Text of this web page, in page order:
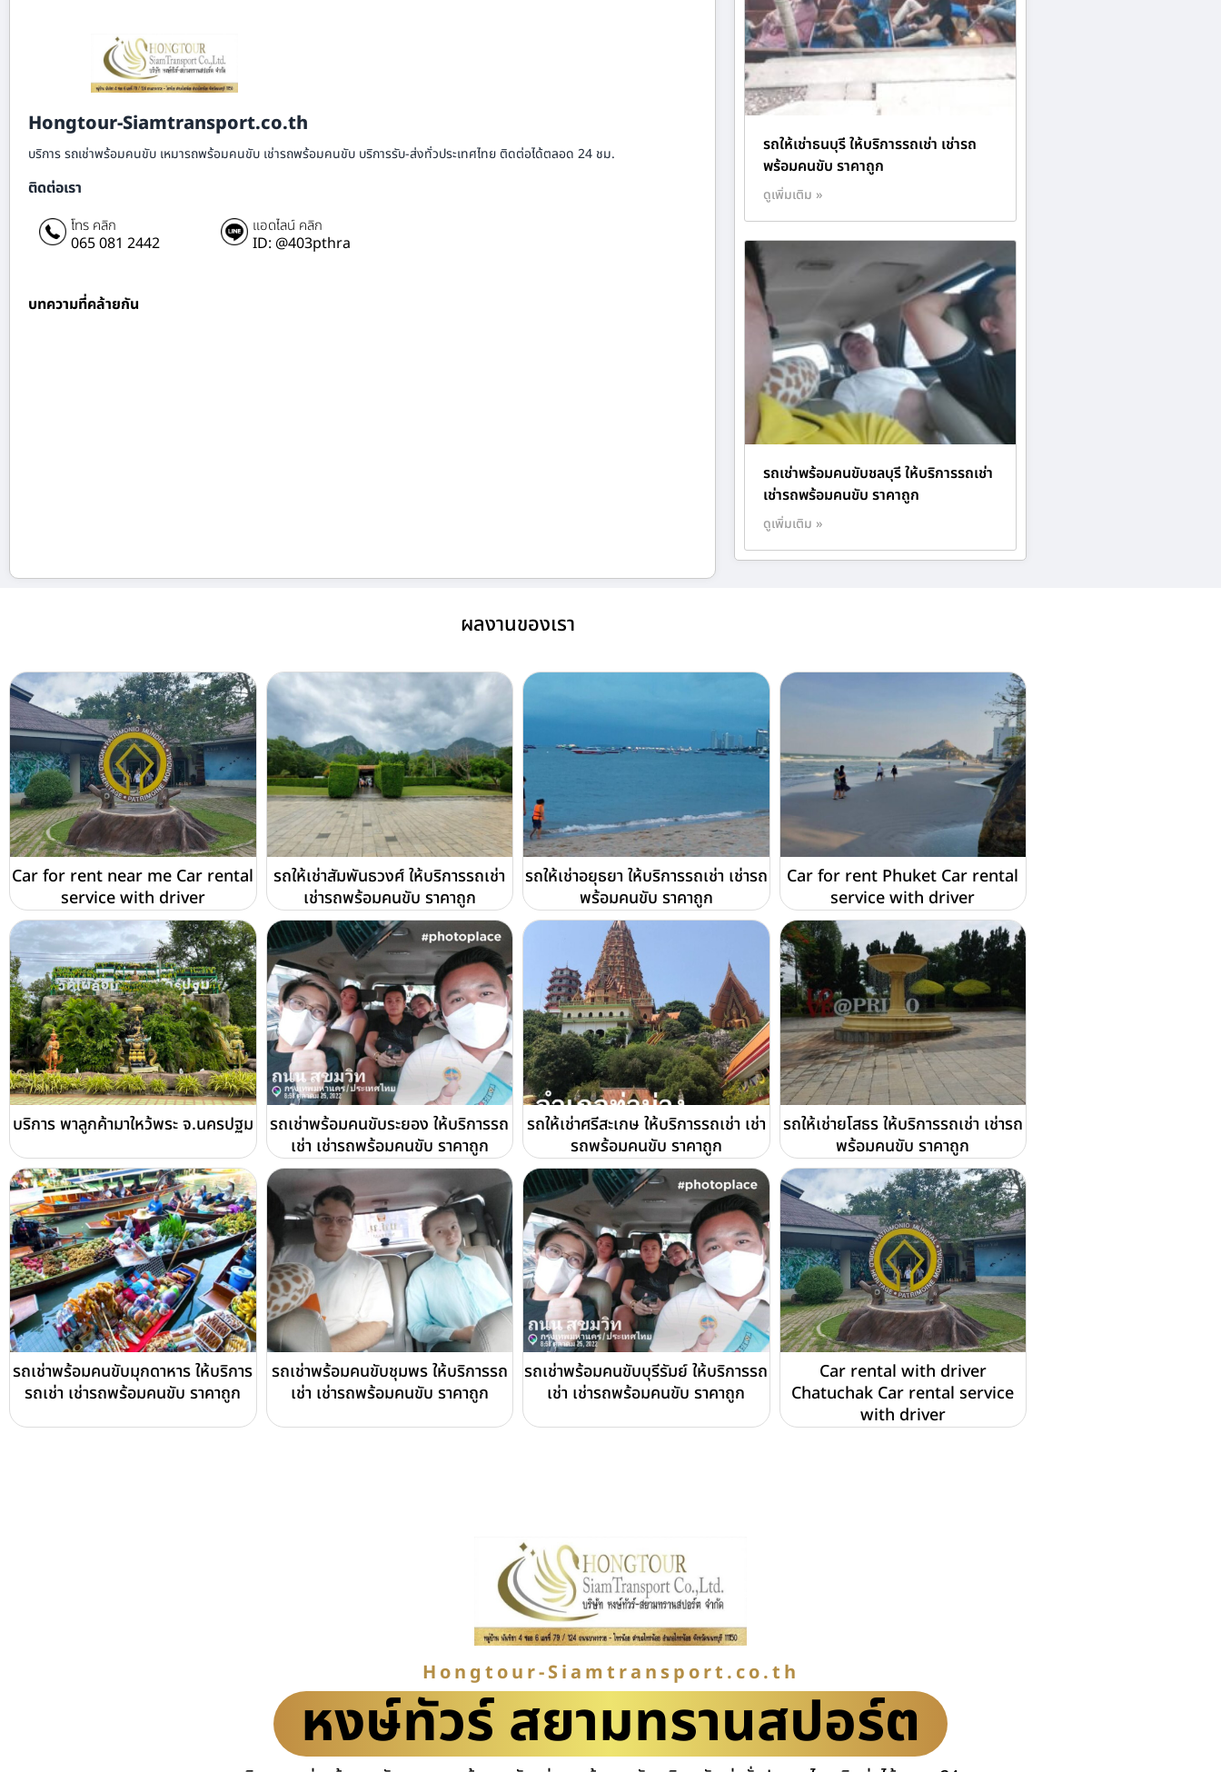
Hongtour-Siamtransport.co.th
บริการ รถเช่าพร้อมคนขับ เหมารถพร้อมคนขับ เช่ารถพร้อมคนขับ บริการรับ-ส่งทั่วประเทศไทย ติดต่อได้ตลอด 24 ชม.
ติดต่อเรา
โทร คลิก
065 081 2442
แอดไลน์ คลิก
ID: @403pthra
บทความที่คล้ายกัน
รถให้เช่าธนบุรี ให้บริการรถเช่า เช่ารถ
พร้อมคนขับ ราคาถูก
ดูเพิ่มเติม »
รถเช่าพร้อมคนขับชลบุรี ให้บริการรถเช่า
เช่ารถพร้อมคนขับ ราคาถูก
ดูเพิ่มเติม »
ผลงานของเรา
Car for rent near me Car rental
service with driver
รถให้เช่าสัมพันธวงศ์ ให้บริการรถเช่า
เช่ารถพร้อมคนขับ ราคาถูก
รถให้เช่าอยุธยา ให้บริการรถเช่า เช่ารถ
พร้อมคนขับ ราคาถูก
Car for rent Phuket Car rental
service with driver
บริการ พาลูกค้ามาใหว้พระ จ.นครปฐม
รถเช่าพร้อมคนขับระยอง ให้บริการรถ
เช่า เช่ารถพร้อมคนขับ ราคาถูก
รถให้เช่าศรีสะเกษ ให้บริการรถเช่า เช่า
รถพร้อมคนขับ ราคาถูก
รถให้เช่ายโสธร ให้บริการรถเช่า เช่ารถ
พร้อมคนขับ ราคาถูก
รถเช่าพร้อมคนขับมุกดาหาร ให้บริการ
รถเช่า เช่ารถพร้อมคนขับ ราคาถูก
รถเช่าพร้อมคนขับชุมพร ให้บริการรถ
เช่า เช่ารถพร้อมคนขับ ราคาถูก
รถเช่าพร้อมคนขับบุรีรัมย์ ให้บริการรถ
เช่า เช่ารถพร้อมคนขับ ราคาถูก
Car rental with driver
Chatuchak Car rental service
with driver
Hongtour-Siamtransport.co.th
หงษ์ทัวร์ สยามทรานสปอร์ต